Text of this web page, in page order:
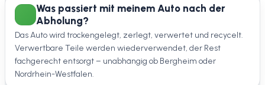
Was passiert mit meinem Auto nach der
Abholung?
Das Auto wird trockengelegt, zerlegt, verwertet und recycelt.
Verwertbare Teile werden wiederverwendet, der Rest
fachgerecht entsorgt – unabhängig ob Bergheim oder
Nordrhein-Westfalen.